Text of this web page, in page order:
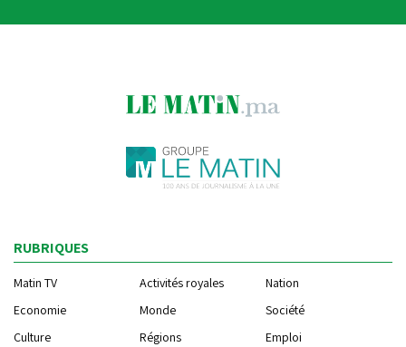
RUBRIQUES
Matin TV Activités royales
Nation
Economie
Monde
Société
Culture
Régions
Emploi